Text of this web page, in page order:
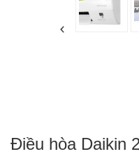
Điều hòa Daikin